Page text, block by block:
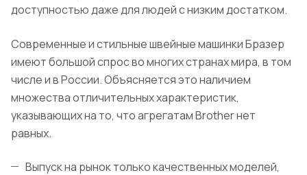
доступностью даже для людей с низким достатком.
Современные и стильные швейные машинки Бразер
имеют большой спрос во многих странах мира, в том
числе и в России. Объясняется это наличием
множества отличительных характеристик,
указывающих на то, что агрегатам Brother нет
равных.
Выпуск на рынок только качественных моделей,